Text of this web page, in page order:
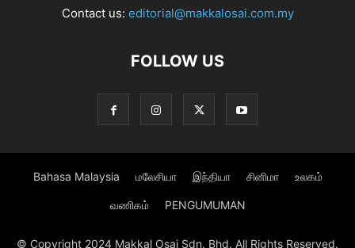
Contact us: editorial@makkalosai.com.my
FOLLOW US
Bahasa Malaysia மலேசியா இந்தியா சினிமா உலகம்
வணிகம் PENGUMUMAN
© Copyright 2024 Makkal Osai Sdn. Bhd. All Rights Reserved.